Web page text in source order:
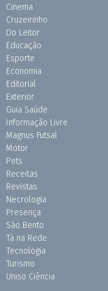
Cinema
Cruzeirinho
Do Leitor
Educação
Esporte
Economia
Editorial
Exterior
Guia Saúde
Informação Livre
Magnus Futsal
Motor
Pets
Receitas
Revistas
Necrologia
Presença
São Bento
Tá na Rede
Tecnologia
Turismo
Uniso Ciência